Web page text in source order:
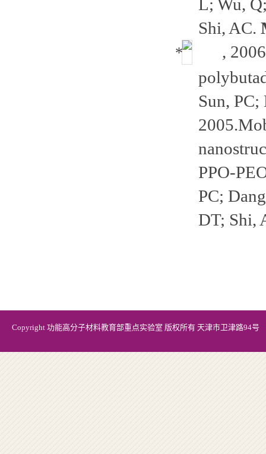
L; Wu,
Shi, AC.
,
Sun,
2005.
PPO-
PC;
DT; Shi,
Copyright 功能高分子材料教育部重点实验室 版权所有 天津市卫津路94号